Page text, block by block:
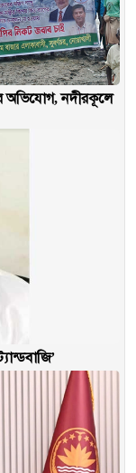
অভিযোগ, নদীরকূলে